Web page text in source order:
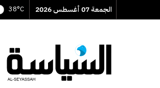
الجمعة 07 أغسطس 2026 38°C